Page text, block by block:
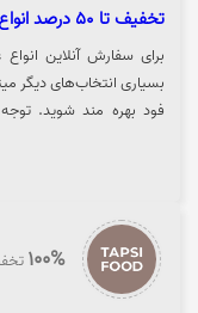
تخفیف تا 50 درصد انواع غذا در طرح بهترین های تپسی فود
برای سفارش آنلاین انواع
فود بهره مند شوید.
متناسب با موقعیت
تخفیف روی گزینه "خرید
100%